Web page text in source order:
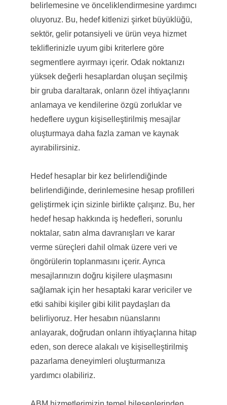
belirlemesine ve önceliklendirmesine yardımcı
oluyoruz. Bu, hedef kitlenizi şirket büyüklüğü,
sektör, gelir potansiyeli ve ürün veya hizmet
tekliflerinizle uyum gibi kriterlere göre
segmentlere ayırmayı içerir. Odak noktanızı
yüksek değerli hesaplardan oluşan seçilmiş
bir gruba daraltarak, onların özel ihtiyaçlarını
anlamaya ve kendilerine özgü zorluklar ve
hedeflere uygun kişiselleştirilmiş mesajlar
oluşturmaya daha fazla zaman ve kaynak
ayırabilirsiniz.
Hedef hesaplar bir kez belirlendiğinde
belirlendiğinde, derinlemesine hesap profilleri
geliştirmek için sizinle birlikte çalışırız. Bu, her
hedef hesap hakkında iş hedefleri, sorunlu
noktalar, satın alma davranışları ve karar
verme süreçleri dahil olmak üzere veri ve
öngörülerin toplanmasını içerir. Ayrıca
mesajlarınızın doğru kişilere ulaşmasını
sağlamak için her hesaptaki karar vericiler ve
etki sahibi kişiler gibi kilit paydaşları da
belirliyoruz. Her hesabın nüanslarını
anlayarak, doğrudan onların ihtiyaçlarına hitap
eden, son derece alakalı ve kişiselleştirilmiş
pazarlama deneyimleri oluşturmanıza
yardımcı olabiliriz.